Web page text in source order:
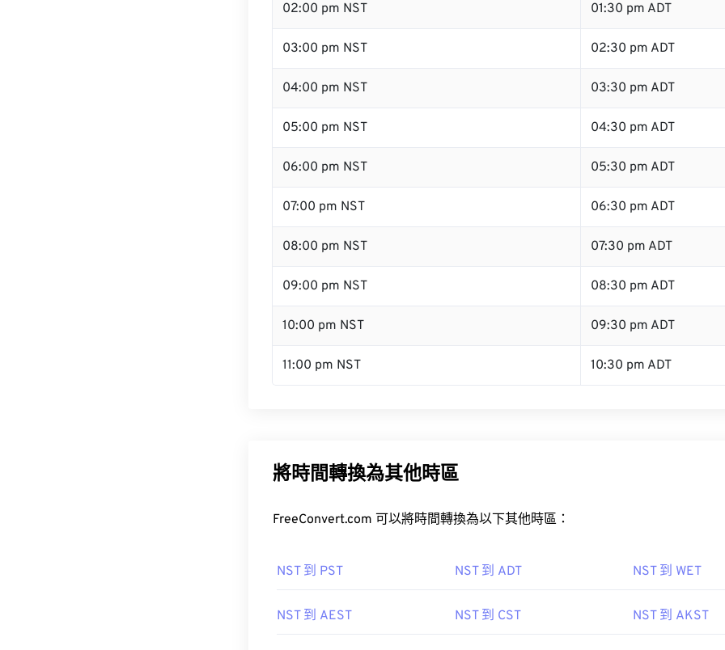
02:00 pm NST 01:30 pm ADT
03:00 pm NST 02:30 pm ADT
04:00 pm NST 03:30 pm ADT
05:00 pm NST 04:30 pm ADT
06:00 pm NST 05:30 pm ADT
07:00 pm NST 06:30 pm ADT
08:00 pm NST 07:30 pm ADT
09:00 pm NST 08:30 pm ADT
10:00 pm NST 09:30 pm ADT
11:00 pm NST 10:30 pm ADT
將時間轉換為其他時區
FreeConvert.com 可以將時間轉換為以下其他時區：
NST 到 PST NST 到 ADT NST 到 WET
NST 到 AEST NST 到 CST NST 到 AKST